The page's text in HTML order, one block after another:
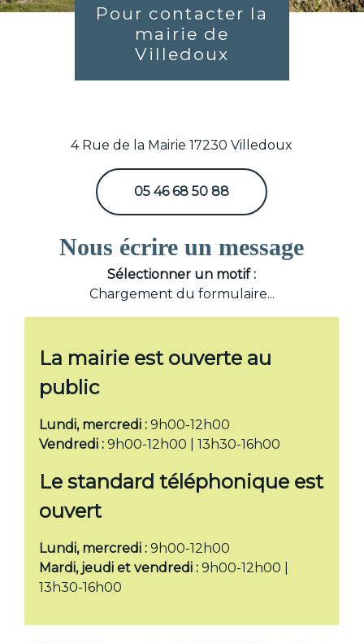
Pour contacter la
mairie de
Villedoux
4 Rue de la Mairie 17230 Villedoux
05 46 68 50 88
Nous écrire un message
Sélectionner un motif :
Chargement du formulaire...
La mairie est ouverte au
public
Lundi, mercredi :9h00-12h00
Vendredi : 9h00-12h00 | 13h30-16h00
Le standard téléphonique est
ouvert
Lundi, mercredi :9h00-12h00
Mardi, jeudi et vendredi : 9h00-12h00 |
13h30-16h00